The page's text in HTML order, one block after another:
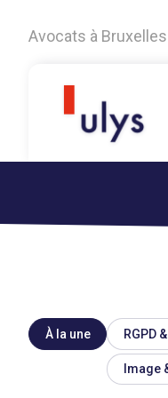
Avocats à
À la une RGPD
Image